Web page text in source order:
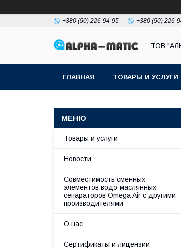
+380 (50) 226-94-95 +380 (50) 226-
ТОВ
ГЛАВНАЯ ТОВАРЫ И УСЛУГИ
Товары и услуги
Новости
Совместимость сменных
элементов водо-маслянных
сепараторов Omega Air с другими
производителями
О нас
Сертификаты и лицензии